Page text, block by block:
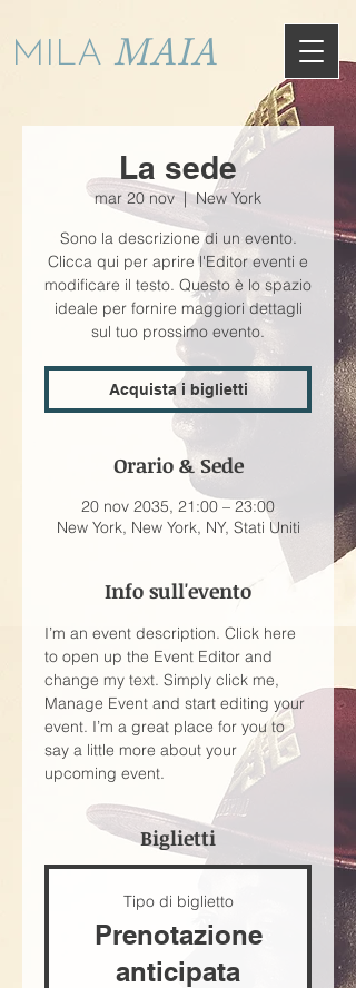
MILA MAIA
La sede
mar 20 nov
  |
New York
Sono la descrizione di un evento.
Clicca qui per aprire l'Editor eventi e
modificare il testo. Questo è lo spazio
ideale per fornire maggiori dettagli
sul tuo prossimo evento.
Acquista i biglietti
Orario & Sede
20 nov 2035, 21:00 – 23:00
New York, New York, NY, Stati Uniti
Info sull'evento
I’m an event description. Click here
to open up the Event Editor and
change my text. Simply click me,
Manage Event and start editing your
event. I’m a great place for you to
say a little more about your
upcoming event.
Biglietti
Tipo di biglietto
Prenotazione
anticipata